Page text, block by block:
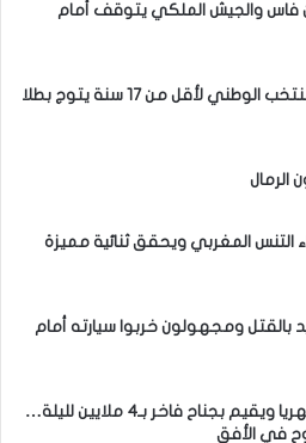
فاس والجيش الملكي يتوقف أمام
على عرش شمال إفريقيا: المنتخب الوطني لأقل من 17 سنة يتوج بطلا
الرمال
المغربي ويحقق ثنائية مميزة
ومجهولون خربوا سيارته أمام
زياش يتقاضى 200 مليون شهريا ويقيم بجناح فاخر بـ4 ملايين لليلة…
في الأفق